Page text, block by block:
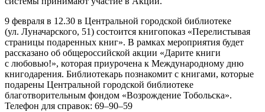
9 февраля в 12.30 в Центральной городской библиотеке
(ул. Луначарского, 51) состоится книгопоказ «Перелистывая
страницы подаренных книг». В рамках мероприятия будет
рассказано об общероссийской акции «Дарите книги
с любовью!», которая приурочена к Международному дню
книгодарения. Библиотекарь познакомит с книгами, которые
подарены Центральной городской библиотеке
благотворительным фондом «Возрождение Тобольска».
Телефон для справок: 69–90–59